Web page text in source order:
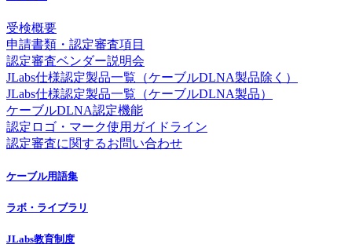
受検概要
申請書類・認定審査項目
認定審査ベンダー説明会
JLabs仕様認定製品一覧（ケーブルDLNA製品除く）
JLabs仕様認定製品一覧（ケーブルDLNA製品）
ケーブルDLNA認定機能
認定ロゴ・マーク使用ガイドライン
認定審査に関するお問い合わせ
ケーブル用語集
ラボ・ライブラリ
JLabs教育制度